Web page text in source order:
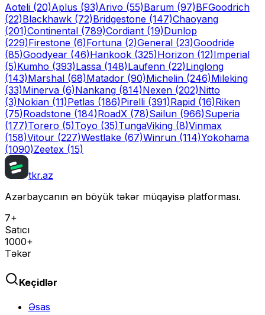
Aoteli (20)Aplus (93)Arivo (55)Barum (97)BFGoodrich
(22)Blackhawk (72)Bridgestone (147)Chaoyang
(201)Continental (789)Cordiant (19)Dunlop
(229)Firestone (6)Fortuna (2)General (23)Goodride
(85)Goodyear (46)Hankook (325)Horizon (12)Imperial
(5)Kumho (393)Lassa (148)Laufenn (22)Linglong
(143)Marshal (68)Matador (90)Michelin (246)Mileking
(33)Minerva (6)Nankang (814)Nexen (202)Nitto
(3)Nokian (11)Petlas (186)Pirelli (391)Rapid (16)Riken
(75)Roadstone (184)RoadX (78)Sailun (966)Superia
(177)Torero (5)Toyo (35)TungaViking (8)Vinmax
(158)Vitour (227)Westlake (67)Winrun (114)Yokohama
(1090)Zeetex (15)
tkr.az
Azərbaycanın ən böyük təkər müqayisə platforması.
7+
Satıcı
1000+
Təkər
Keçidlər
Əsas